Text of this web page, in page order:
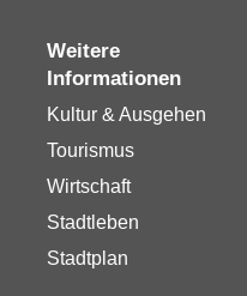
Weitere
Informationen
Kultur & Ausgehen
Tourismus
Wirtschaft
Stadtleben
Stadtplan